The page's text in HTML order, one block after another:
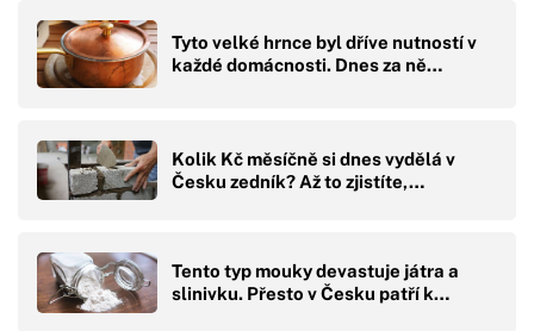
Tyto velké hrnce byl dříve nutností v
každé domácnosti. Dnes za ně…
Kolik Kč měsíčně si dnes vydělá v
Česku zedník? Až to zjistíte,…
Tento typ mouky devastuje játra a
slinivku. Přesto v Česku patří k…